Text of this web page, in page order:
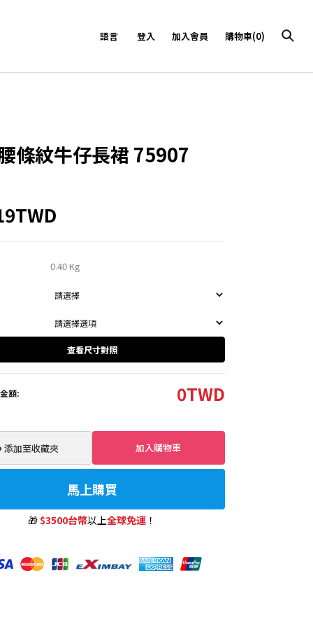
語言 登入 加入會員 購物車(0)
條紋牛仔長裙 75907
0.40 Kg
查看尺寸對照
額: 0TWD
加至收藏夾 加入購物車
馬上購買
🎁$3500台幣以上全球免運 ！